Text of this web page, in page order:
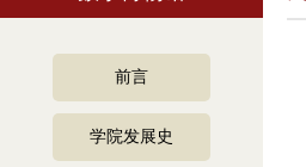
前言
学院发展史